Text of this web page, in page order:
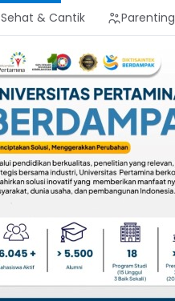
Sehat & Cantik Parenting